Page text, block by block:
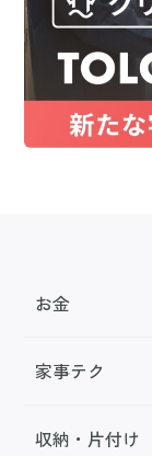
お金
家事テク
収納・片付け